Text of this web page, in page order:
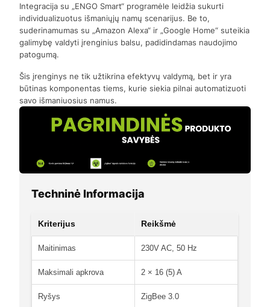
Integracija su „ENGO Smart“ programėle leidžia sukurti
individualizuotus išmaniųjų namų scenarijus. Be to,
suderinamumas su „Amazon Alexa“ ir „Google Home“ suteikia
galimybę valdyti įrenginius balsu, padidindamas naudojimo
patogumą.
Šis įrenginys ne tik užtikrina efektyvų valdymą, bet ir yra
būtinas komponentas tiems, kurie siekia pilnai automatizuoti
savo išmaniuosius namus.
Techninė Informacija
Kriterijus Reikšmė
Maitinimas 230V AC, 50 Hz
Maksimali apkrova 2 × 16 (5) A
Ryšys ZigBee 3.0